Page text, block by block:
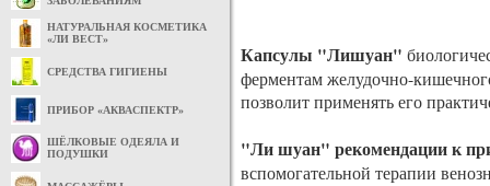
НАТУРАЛЬНАЯ КОСМЕТИКА
«ЛИ ВЕСТ»
СРЕДСТВА ГИГИЕНЫ
ПРИБОР «АКВАСПЕКТР»
ШЁЛКОВЫЕ ОДЕЯЛА И
ПОДУШКИ
Капсулы "Лишуан"
ферментам желудочно-
позволит применять его
"Ли шуан" рекомендации к
вспомогательной терапии